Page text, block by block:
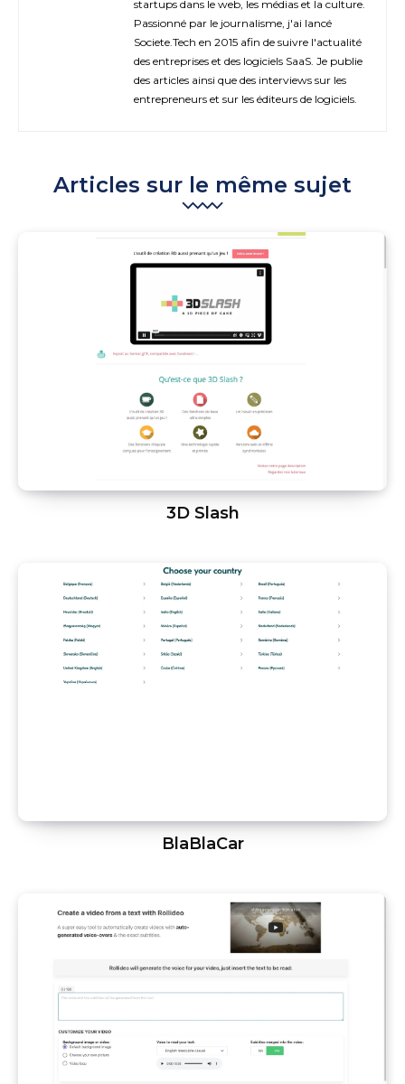
startups dans le web, les médias et la culture.
Passionné par le journalisme, j'ai lancé
Societe.Tech en 2015 afin de suivre l'actualité
des entreprises et des logiciels SaaS. Je publie
des articles ainsi que des interviews sur les
entrepreneurs et sur les éditeurs de logiciels.
Articles sur le même sujet
3D Slash
BlaBlaCar